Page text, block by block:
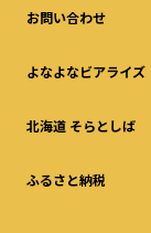
お問い合わせ
よなよなビアライズ
北海道 そらとしば
ふるさと納税